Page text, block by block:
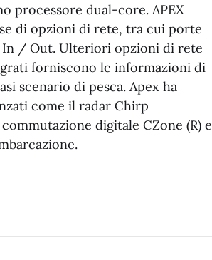
processore dual-core. APEX
di opzioni di rete, tra cui porte
In / Out. Ulteriori opzioni di rete
forniscono le informazioni di
scenario di pesca. Apex ha
come il radar Chirp
digitale CZone (R) e